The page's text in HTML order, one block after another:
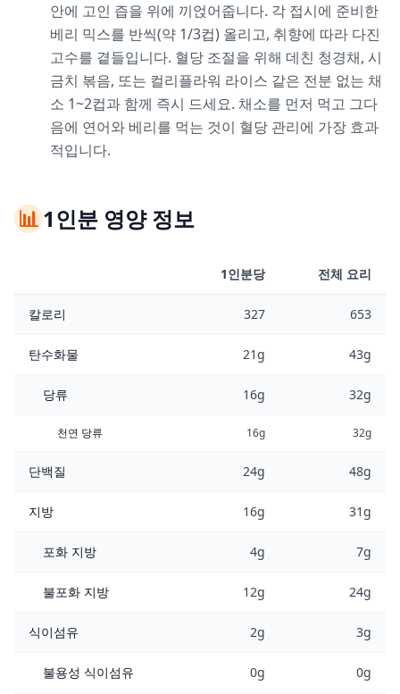
안에 고인 즙을 위에 끼얹어줍니다. 각 접시에 준비한
베리 믹스를 반씩(약 1/3컵) 올리고, 취향에 따라 다진
고수를 곁들입니다. 혈당 조절을 위해 데친 청경채, 시
금치 볶음, 또는 컬리플라워 라이스 같은 전분 없는 채
소 1~2컵과 함께 즉시 드세요. 채소를 먼저 먹고 그다
음에 연어와 베리를 먹는 것이 혈당 관리에 가장 효과
적입니다.
📊1인분 영양 정보
1인분당 전체 요리
칼로리 327 653
탄수화물 21g 43g
당류 16g 32g
천연 당류 16g 32g
단백질 24g 48g
지방 16g 31g
포화 지방 4g 7g
불포화 지방 12g 24g
식이섬유 2g 3g
불용성 식이섬유 0g 0g